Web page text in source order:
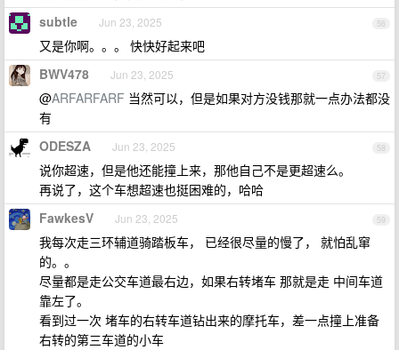
56
subtle Jun 23, 2025
又是你啊。。。 快快好起来吧
57
BWV478 Jun 23, 2025
@ARFARFARF 当然可以，但是如果对方没钱那就一点办法都没
有
58
ODESZA Jun 23, 2025
说你超速，但是他还能撞上来，那他自己不是更超速么。
再说了，这个车想超速也挺困难的，哈哈
59
FawkesV Jun 23, 2025
我每次走三环辅道骑踏板车， 已经很尽量的慢了， 就怕乱窜
的。。
尽量都是走公交车道最右边，如果右转堵车 那就是走 中间车道
靠左了。
看到过一次 堵车的右转车道钻出来的摩托车，差一点撞上准备
右转的第三车道的小车